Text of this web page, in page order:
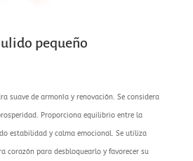
pequeño
suave de armonía y renovación. Se considera
Proporciona equilibrio entre la
estabilidad y calma emocional. Se utiliza
corazón para desbloquearlo y favorecer su